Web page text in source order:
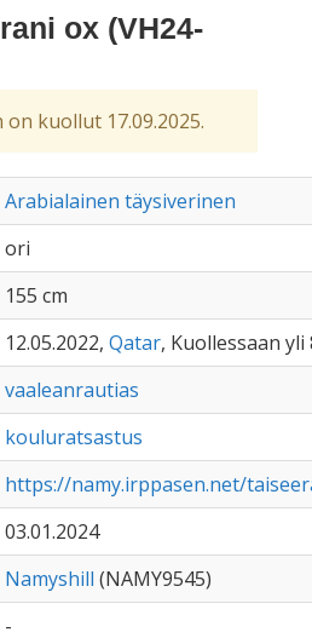
ox (VH24-
kuollut 17.09.2025.
Arabialainen täysiverinen
ori
155 cm
12.05.2022, Qatar, Kuollessaan yli
vaaleanrautias
kouluratsastus
https://namy.irppasen.net/
03.01.2024
Namyshill (NAMY9545)
-